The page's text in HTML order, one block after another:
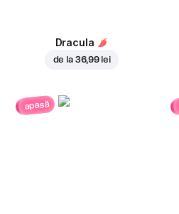
Dracula
de la 36,99 lei
apasă